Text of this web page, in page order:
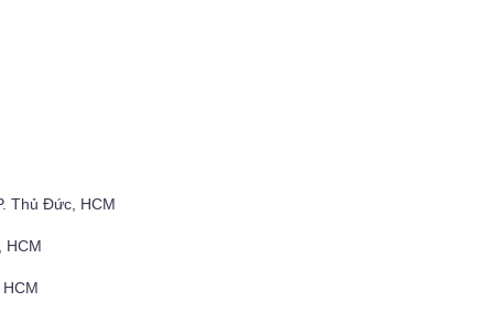
Thủ Đức, HCM
HCM